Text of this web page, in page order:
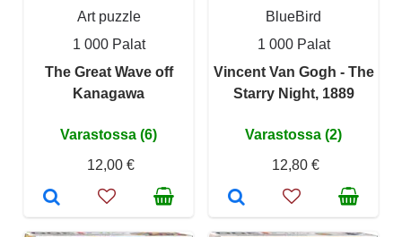
Art puzzle
1 000 Palat
The Great Wave off
Kanagawa
Varastossa (6)
12,00 €
BlueBird
1 000 Palat
Vincent Van Gogh - The
Starry Night, 1889
Varastossa (2)
12,80 €